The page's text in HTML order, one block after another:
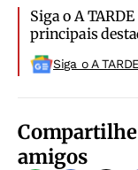
Siga o A
principais
Siga o A
Compartilhe
amigos